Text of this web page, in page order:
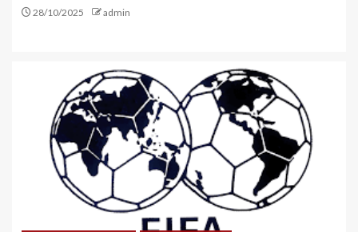
28/10/2025 admin